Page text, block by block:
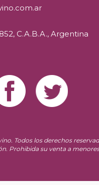
C.A.B.A., Argentina
Todos los derechos
Prohibida su venta a menores